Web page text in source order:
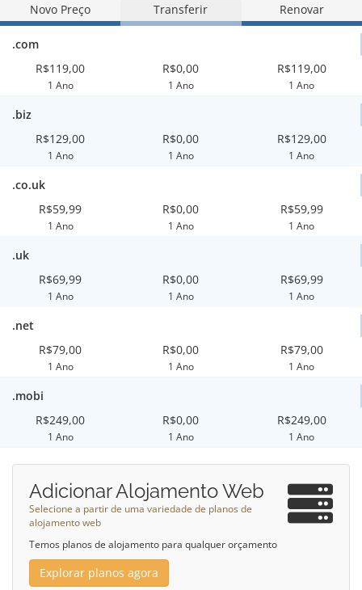
Novo Preço
Transferir Renovar
.com
R$119,00
1 Ano
R$0,00
1 Ano
R$119,00
1 Ano
.biz
R$129,00
1 Ano
R$0,00
1 Ano
R$129,00
1 Ano
.co.uk
R$59,99
1 Ano
R$0,00
1 Ano
R$59,99
1 Ano
.uk
R$69,99
1 Ano
R$0,00
1 Ano
R$69,99
1 Ano
.net
R$79,00
1 Ano
R$0,00
1 Ano
R$79,00
1 Ano
.mobi
R$249,00
1 Ano
R$0,00
1 Ano
R$249,00
1 Ano
Adicionar Alojamento Web
Selecione a partir de uma variedade de planos de
alojamento web
Temos planos de alojamento para qualquer orçamento
Explorar planos agora